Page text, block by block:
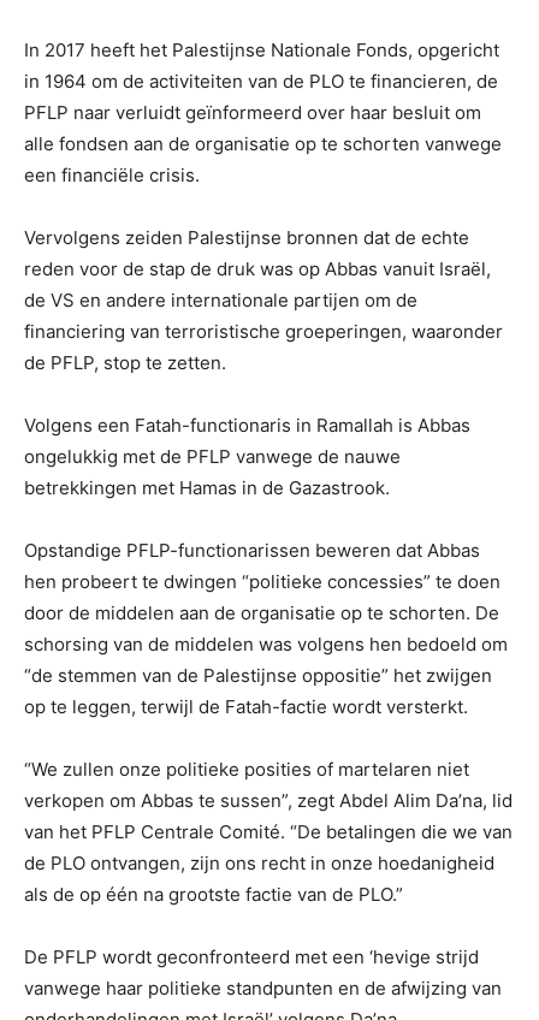
In 2017 heeft het Palestijnse Nationale Fonds, opgericht
in 1964 om de activiteiten van de PLO te financieren, de
PFLP naar verluidt geïnformeerd over haar besluit om
alle fondsen aan de organisatie op te schorten vanwege
een financiële crisis.
Vervolgens zeiden Palestijnse bronnen dat de echte
reden voor de stap de druk was op Abbas vanuit Israël,
de VS en andere internationale partijen om de
financiering van terroristische groeperingen, waaronder
de PFLP, stop te zetten.
Volgens een Fatah-functionaris in Ramallah is Abbas
ongelukkig met de PFLP vanwege de nauwe
betrekkingen met Hamas in de Gazastrook.
Opstandige PFLP-functionarissen beweren dat Abbas
hen probeert te dwingen “politieke concessies” te doen
door de middelen aan de organisatie op te schorten. De
schorsing van de middelen was volgens hen bedoeld om
“de stemmen van de Palestijnse oppositie” het zwijgen
op te leggen, terwijl de Fatah-factie wordt versterkt.
“We zullen onze politieke posities of martelaren niet
verkopen om Abbas te sussen”, zegt Abdel Alim Da’na, lid
van het PFLP Centrale Comité. “De betalingen die we van
de PLO ontvangen, zijn ons recht in onze hoedanigheid
als de op één na grootste factie van de PLO.”
De PFLP wordt geconfronteerd met een ‘hevige strijd
vanwege haar politieke standpunten en de afwijzing van